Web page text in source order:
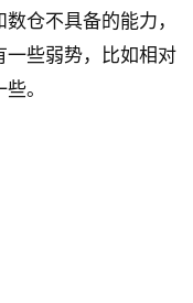
仓不具备的能力，
一些弱势，比如相对
。